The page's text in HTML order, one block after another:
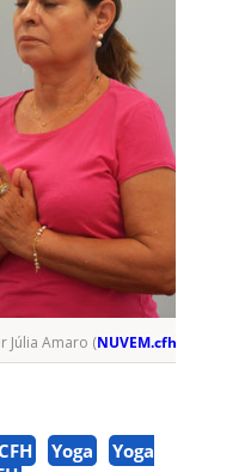
Júlia Amaro (NUVEM.cfh.ufsc.br
Yoga
Yoga